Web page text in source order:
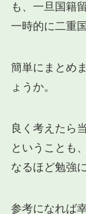
も、一旦国籍
一時的に二重
簡単にまとめ
ょうか。
良く考えたら
ということも
なるほど勉強
参考になれば